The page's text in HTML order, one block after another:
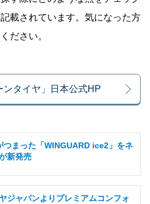
載されています。気になった方
ださい。
ンタイヤ」日本公式HP
つまった「WINGUARD ice2」をネ
新発売
ジャパンよりプレミアムコンフォ